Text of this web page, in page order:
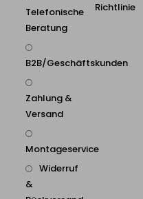
Telefonische
Beratung
B2B/Geschäftskunden
Zahlung &
Versand
Montageservice
Widerruf
&
Richtlinie